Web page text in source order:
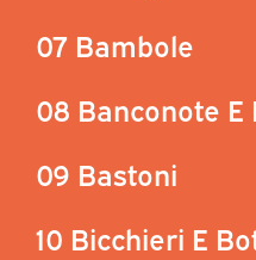
07 Bambole
08 Banconote E
09 Bastoni
10 Bicchieri E